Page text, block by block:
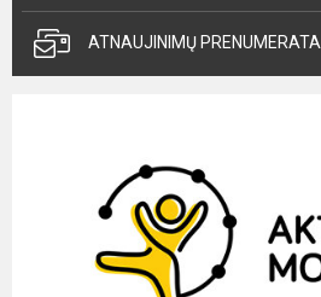
ATNAUJINIMŲ PRENUMERATA